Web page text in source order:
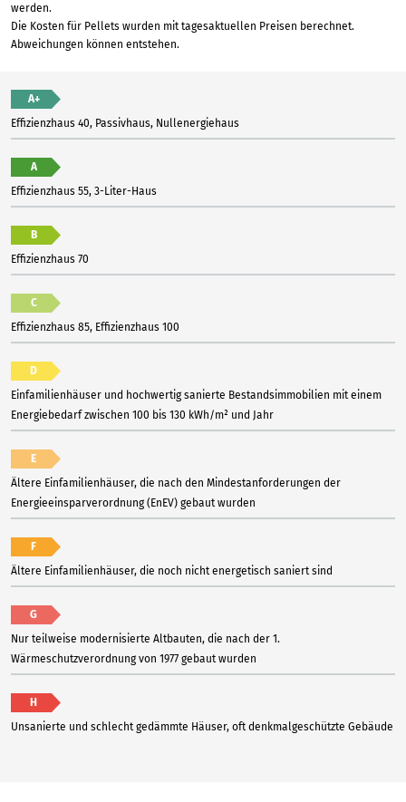
werden.
Die Kosten für Pellets wurden mit tagesaktuellen Preisen berechnet.
Abweichungen können entstehen.
A+
Effizienzhaus 40, Passivhaus, Nullenergiehaus
A
Effizienzhaus 55, 3-Liter-Haus
B
Effizienzhaus 70
C
Effizienzhaus 85, Effizienzhaus 100
D
Einfamilienhäuser und hochwertig sanierte Bestandsimmobilien mit einem
Energiebedarf zwischen 100 bis 130 kWh/m² und Jahr
E
Ältere Einfamilienhäuser, die nach den Mindestanforderungen der
Energieeinsparverordnung (EnEV) gebaut wurden
F
Ältere Einfamilienhäuser, die noch nicht energetisch saniert sind
G
Nur teilweise modernisierte Altbauten, die nach der 1.
Wärmeschutzverordnung von 1977 gebaut wurden
H
Unsanierte und schlecht gedämmte Häuser, oft denkmalgeschützte Gebäude